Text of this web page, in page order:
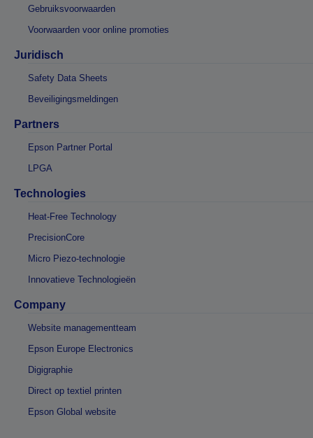
Gebruiksvoorwaarden
Voorwaarden voor online promoties
Juridisch
Safety Data Sheets
Beveiligingsmeldingen
Partners
Epson Partner Portal
LPGA
Technologies
Heat-Free Technology
PrecisionCore
Micro Piezo-technologie
Innovatieve Technologieën
Company
Website managementteam
Epson Europe Electronics
Digigraphie
Direct op textiel printen
Epson Global website